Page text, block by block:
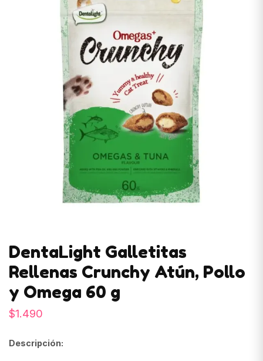
DentaLight Galletitas
Rellenas Crunchy Atún, Pollo
y Omega 60 g
$1.490
Descripción: